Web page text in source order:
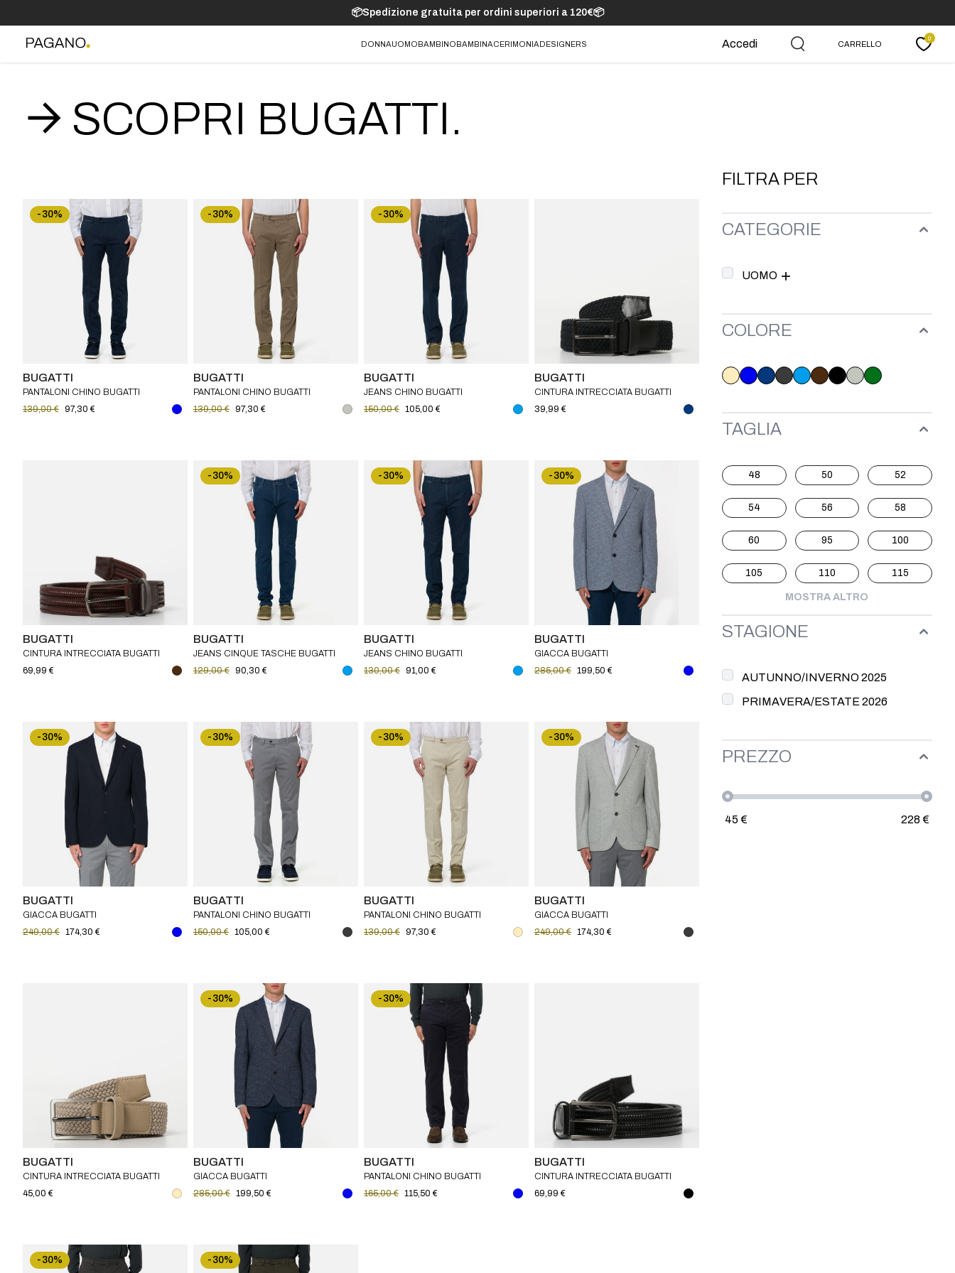
📦Spedizione gratuita per ordini superiori a 120€📦
DONNAUOMOBAMBINOBAMBINACERIMONIADESIGNERS Accedi CARRELLO
0
SCOPRI BUGATTI.
FILTRA PER
CATEGORIE
UOMO
COLORE
TAGLIA
48 50 52
54 56 58
60 95 100
105 110 115
MOSTRA ALTRO
STAGIONE
AUTUNNO/INVERNO 2025
PRIMAVERA/ESTATE 2026
PREZZO
45 € 228€
-30%
BUGATTI
PANTALONI CHINO BUGATTI
139,00 €
97,30 €
-30%
BUGATTI
PANTALONI CHINO BUGATTI
139,00 €
97,30 €
-30%
BUGATTI
JEANS CHINO BUGATTI
150,00 € 105,00 €
BUGATTI
CINTURA INTRECCIATA BUGATTI
39,99 €
BUGATTI
CINTURA INTRECCIATA BUGATTI
69,99 €
-30%
BUGATTI
JEANS CINQUE TASCHE BUGATTI
129,00 €
90,30 €
-30%
BUGATTI
JEANS CHINO BUGATTI
130,00 €
91,00 €
-30%
BUGATTI
GIACCA BUGATTI
285,00 € 199,50 €
-30%
BUGATTI
GIACCA BUGATTI
249,00 € 174,30 €
-30%
BUGATTI
PANTALONI CHINO BUGATTI
150,00 € 105,00 €
-30%
BUGATTI
PANTALONI CHINO BUGATTI
139,00 €
97,30 €
-30%
BUGATTI
GIACCA BUGATTI
249,00 € 174,30 €
BUGATTI
CINTURA INTRECCIATA BUGATTI
45,00 €
-30%
BUGATTI
GIACCA BUGATTI
285,00 € 199,50 €
-30%
BUGATTI
PANTALONI CHINO BUGATTI
165,00 € 115,50 €
BUGATTI
CINTURA INTRECCIATA BUGATTI
69,99 €
-30% -30%